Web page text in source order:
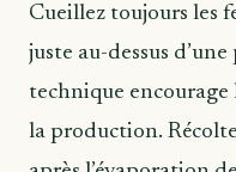
Cueillez toujours les
juste au-dessus
technique
la production.